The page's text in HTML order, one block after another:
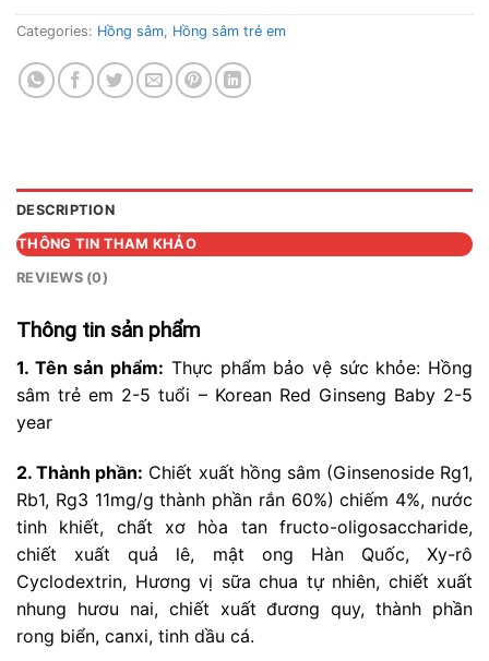
Categories: Hồng sâm, Hồng sâm trẻ em
DESCRIPTION
THÔNG TIN THAM KHẢO
REVIEWS (0)
Thông tin sản phẩm
1. Tên sản phẩm: Thực phẩm bảo vệ sức khỏe: Hồng
sâm trẻ em 2-5 tuổi – Korean Red Ginseng Baby 2-5
year
2. Thành phần: Chiết xuất hồng sâm (Ginsenoside Rg1,
Rb1, Rg3 11mg/g thành phần rắn 60%) chiếm 4%, nước
tinh khiết, chất xơ hòa tan fructo-oligosaccharide,
chiết xuất quả lê, mật ong Hàn Quốc, Xy-rô
Cyclodextrin, Hương vị sữa chua tự nhiên, chiết xuất
nhung hươu nai, chiết xuất đương quy, thành phần
rong biển, canxi, tinh dầu cá.